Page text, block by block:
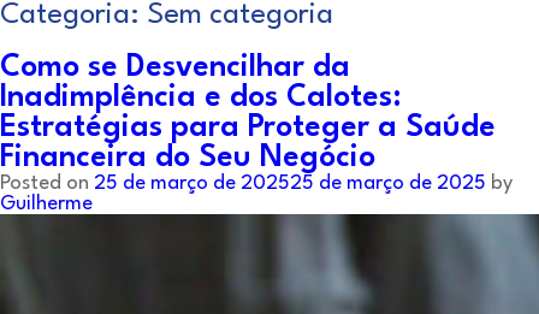
Categoria: Sem categoria
Como se Desvencilhar da
Inadimplência e dos Calotes:
Estratégias para Proteger a Saúde
Financeira do Seu Negócio
Posted on 25 de março de 202525 de março de 2025 by
Guilherme